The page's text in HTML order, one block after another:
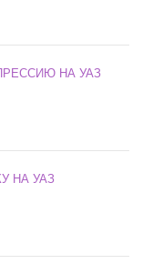
НА УАЗ
НА УАЗ